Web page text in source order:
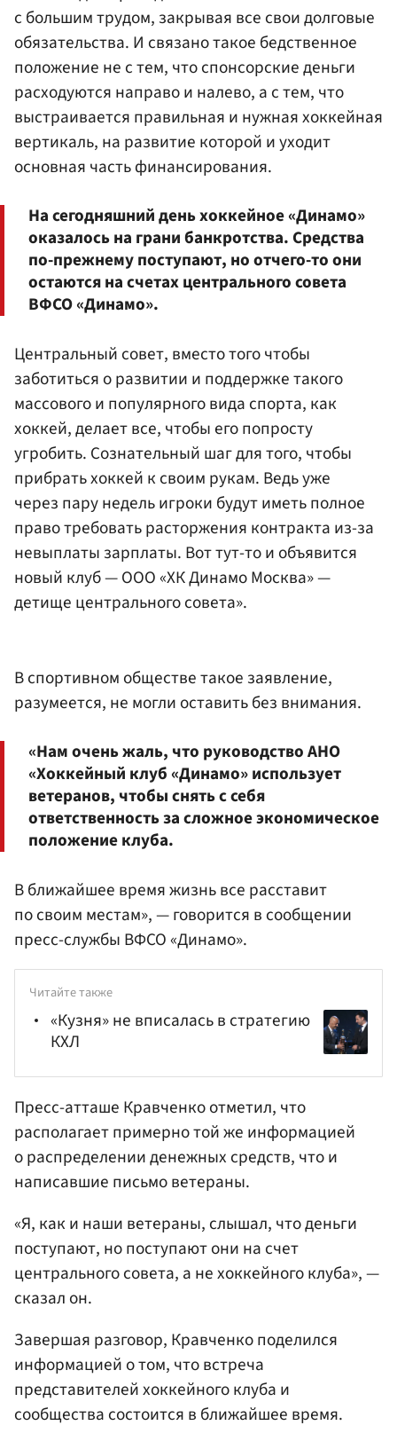
с большим трудом, закрывая все свои долговые
обязательства. И связано такое бедственное
положение не с тем, что спонсорские деньги
расходуются направо и налево, а с тем, что
выстраивается правильная и нужная хоккейная
вертикаль, на развитие которой и уходит
основная часть финансирования.
На сегодняшний день хоккейное «Динамо»
оказалось на грани банкротства. Средства
по-прежнему поступают, но отчего-то они
остаются на счетах центрального совета
ВФСО «Динамо».
Центральный совет, вместо того чтобы
заботиться о развитии и поддержке такого
массового и популярного вида спорта, как
хоккей, делает все, чтобы его попросту
угробить. Сознательный шаг для того, чтобы
прибрать хоккей к своим рукам. Ведь уже
через пару недель игроки будут иметь полное
право требовать расторжения контракта из-за
невыплаты зарплаты. Вот тут-то и объявится
новый клуб — ООО «ХК Динамо Москва» —
детище центрального совета».
В спортивном обществе такое заявление,
разумеется, не могли оставить без внимания.
«Нам очень жаль, что руководство АНО
«Хоккейный клуб «Динамо» использует
ветеранов, чтобы снять с себя
ответственность за сложное экономическое
положение клуба.
В ближайшее время жизнь все расставит
по своим местам», — говорится в сообщении
пресс-службы ВФСО «Динамо».
Читайте также
«Кузня» не вписалась в стратегию
КХЛ
Пресс-атташе Кравченко отметил, что
располагает примерно той же информацией
о распределении денежных средств, что и
написавшие письмо ветераны.
«Я, как и наши ветераны, слышал, что деньги
поступают, но поступают они на счет
центрального совета, а не хоккейного клуба», —
сказал он.
Завершая разговор, Кравченко поделился
информацией о том, что встреча
представителей хоккейного клуба и
сообщества состоится в ближайшее время.